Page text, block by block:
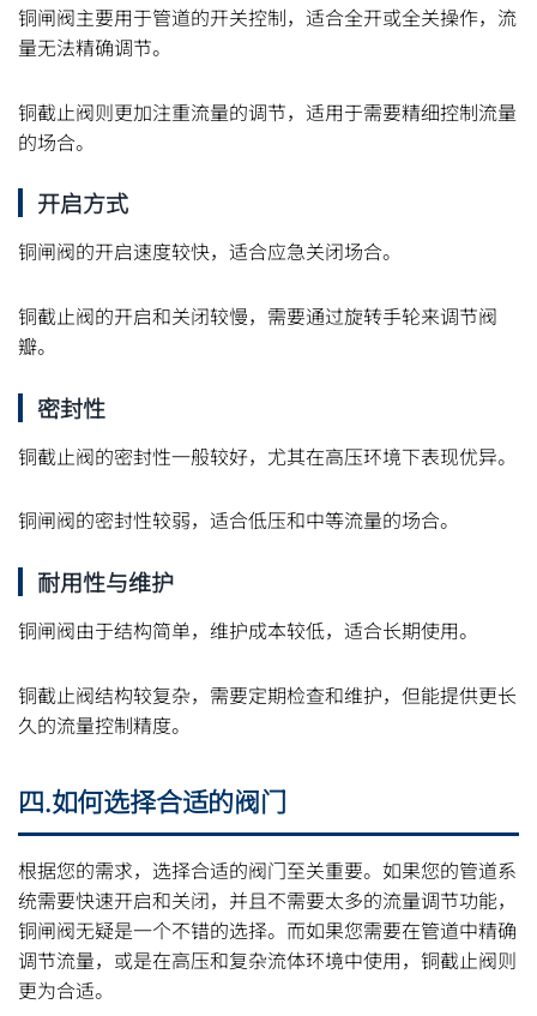
铜闸阀主要用于管道的开关控制，适合全开或全关操作，流
量无法精确调节。
铜截止阀则更加注重流量的调节，适用于需要精细控制流量
的场合。
开启方式
铜闸阀的开启速度较快，适合应急关闭场合。
铜截止阀的开启和关闭较慢，需要通过旋转手轮来调节阀
瓣。
密封性
铜截止阀的密封性一般较好，尤其在高压环境下表现优异。
铜闸阀的密封性较弱，适合低压和中等流量的场合。
耐用性与维护
铜闸阀由于结构简单，维护成本较低，适合长期使用。
铜截止阀结构较复杂，需要定期检查和维护，但能提供更长
久的流量控制精度。
四.如何选择合适的阀门
根据您的需求，选择合适的阀门至关重要。如果您的管道系
统需要快速开启和关闭，并且不需要太多的流量调节功能，
铜闸阀无疑是一个不错的选择。而如果您需要在管道中精确
调节流量，或是在高压和复杂流体环境中使用，铜截止阀则
更为合适。